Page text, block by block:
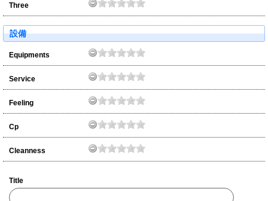
Three
設備
Equipments
Service
Feeling
Cp
Cleanness
Title